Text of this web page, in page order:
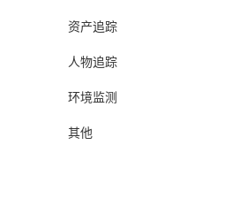
资产追踪
人物追踪
环境监测
其他